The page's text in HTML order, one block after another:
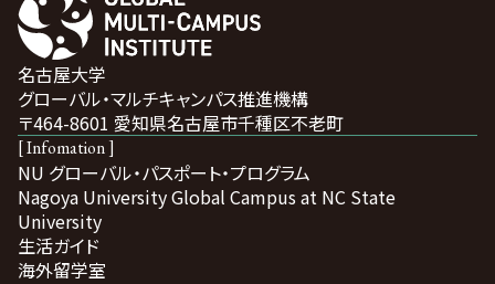
名古屋大学
グローバル・マルチキャンパス推進機構
〒464-8601 愛知県名古屋市千種区不老町
[ Infomation ]
NU グローバル・パスポート・プログラム
Nagoya University Global Campus at NC State
University
生活ガイド
海外留学室